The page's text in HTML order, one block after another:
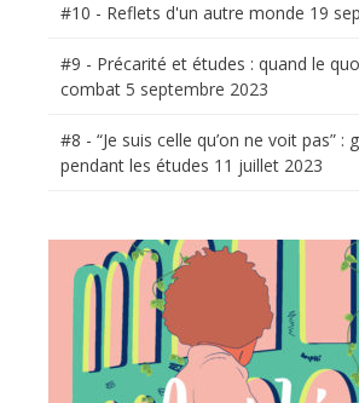
#10 - Reflets d'un autre monde 19
#9 - Précarité et études : quand le
combat 5 septembre 2023
#8 - “Je suis celle qu’on ne voit pas” :
pendant les études 11 juillet 2023